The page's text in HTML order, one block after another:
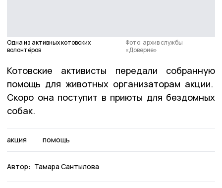
Одна из активных котовских
волонтёров
Фото: архив службы
«Доверие»
Котовские активисты передали собранную
помощь для животных организаторам акции.
Скоро она поступит в приюты для бездомных
собак.
акция помощь
Автор: Тамара Сантылова